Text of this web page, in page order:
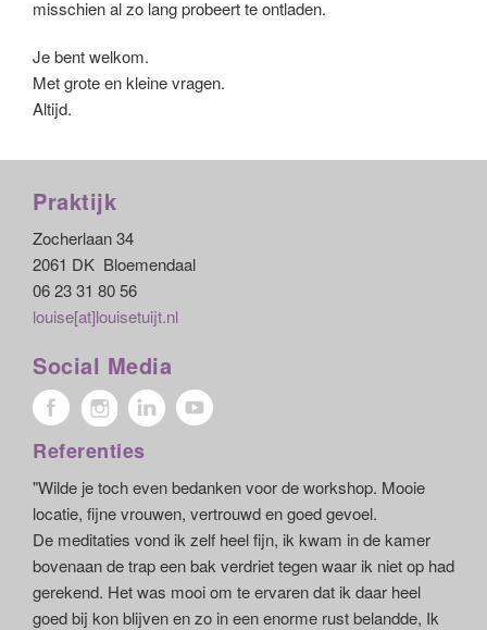
misschien al zo lang probeert te ontladen.
Je bent welkom.
Met grote en kleine vragen.
Altijd.
Praktijk
Zocherlaan 34
2061 DK Bloemendaal
06 23 31 80 56
louise[at]louisetuijt.nl
Social Media
Referenties
"Wilde je toch even bedanken voor de workshop. Mooie
locatie, fijne vrouwen, vertrouwd en goed gevoel.
De meditaties vond ik zelf heel fijn, ik kwam in de kamer
bovenaan de trap een bak verdriet tegen waar ik niet op had
gerekend. Het was mooi om te ervaren dat ik daar heel
goed bij kon blijven en zo in een enorme rust belandde, Ik